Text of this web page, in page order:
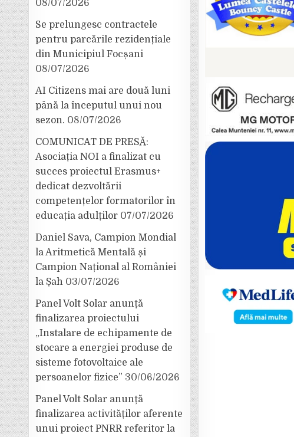
08/07/2026
Se prelungesc contractele
pentru parcările rezidențiale
din Municipiul Focșani
08/07/2026
AI Citizens mai are două luni
până la începutul unui nou
sezon. 08/07/2026
COMUNICAT DE PRESĂ:
Asociația NOI a finalizat cu
succes proiectul Erasmus+
dedicat dezvoltării
competențelor formatorilor în
educația adulților 07/07/2026
Daniel Sava, Campion Mondial
la Aritmetică Mentală și
Campion Național al României
la Șah 03/07/2026
Panel Volt Solar anunță
finalizarea proiectului
„Instalare de echipamente de
stocare a energiei produse de
sisteme fotovoltaice ale
persoanelor fizice” 30/06/2026
Panel Volt Solar anunță
finalizarea activităților aferente
unui proiect PNRR referitor la